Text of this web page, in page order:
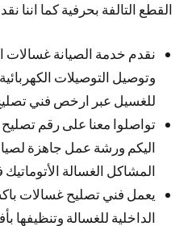
القطع التالفة بحرفية كما اننا
نقدم خدمة الصيانة غسالات
وتوصيل التوصيلات
للغسيل عبر ارخص فني
تواصلوا معنا على رقم
اليكم ورشة عمل جاهزة
المشاكل الغسالة
يعمل فني تصليح غسالات
الداخلية للغسالة وتنظيفها